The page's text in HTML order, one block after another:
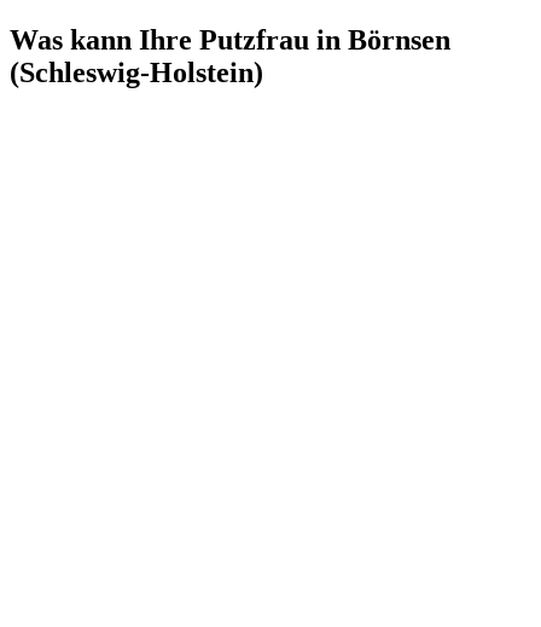
Was kann Ihre Putzfrau in Börnsen
(Schleswig-Holstein)